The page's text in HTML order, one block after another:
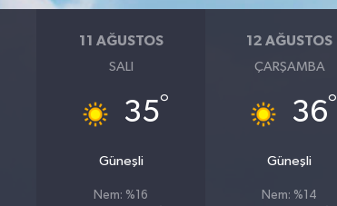
11 AĞUSTOS
SALI
35°
Güneşli
Nem: %16
12 AĞUSTOS
ÇARŞAMBA
36°
Güneşli
Nem: %14